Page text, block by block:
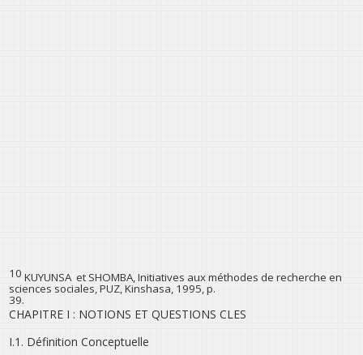
10 KUYUNSA et SHOMBA, Initiatives aux méthodes de recherche en
sciences sociales, PUZ, Kinshasa, 1995, p.
39.
CHAPITRE I : NOTIONS ET QUESTIONS CLES
I.1. Définition Conceptuelle